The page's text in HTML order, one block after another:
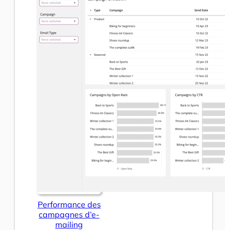
Performance des
campagnes d’e-
mailing